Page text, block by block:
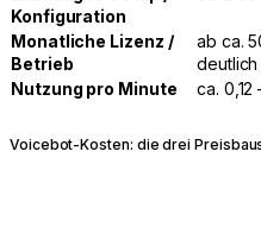
Voicebot-Kosten: die drei
Konfiguration
Monatliche Lizenz /
Betrieb
ab ca.
deutlich
Nutzung pro Minute
ca. 0,12